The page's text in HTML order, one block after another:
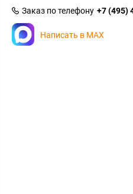
Заказ по телефону +7 (495)
Написать в MAX